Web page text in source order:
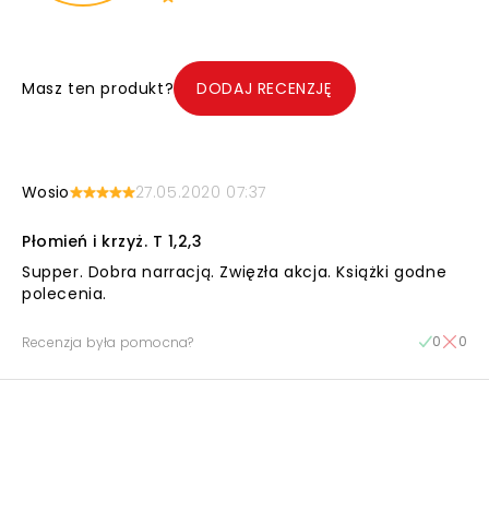
Masz ten produkt? DODAJ RECENZJĘ
Wosio 27.05.2020 07:37
Płomień i krzyż. T 1,2,3
Supper. Dobra narracją. Zwięzła akcja. Książki godne
polecenia.
Recenzja była pomocna? 0 0